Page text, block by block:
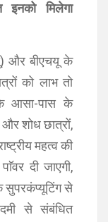
इनको मिलेगा
और बीएचयू के
को लाभ तो
के आसा-पास के
और शोध छात्रों,
महत्व की
दी जाएगी,
सुपरकंप्यूटिंग से
से संबंधित